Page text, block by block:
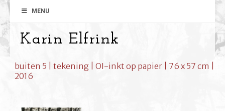
MENU
Karin Elfrink
buiten 5 | tekening | OI-inkt op papier | 76 x 57 cm |
2016